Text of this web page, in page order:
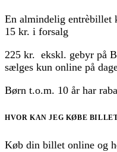
En almindelig entrèbillet
15 kr. i forsalg
225 kr. ekskl. gebyr på
sælges kun online på
Børn t.o.m. 10 år har
HVOR KAN JEG KØBE
Køb din billet online og